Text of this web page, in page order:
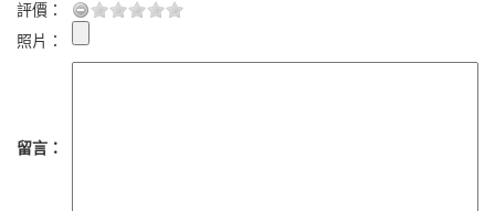
評價：
照片：
留言：